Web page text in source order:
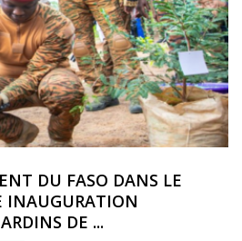
DU FASO DANS LE
INAUGURATION
DE ...